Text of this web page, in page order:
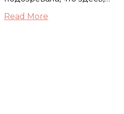
Read More